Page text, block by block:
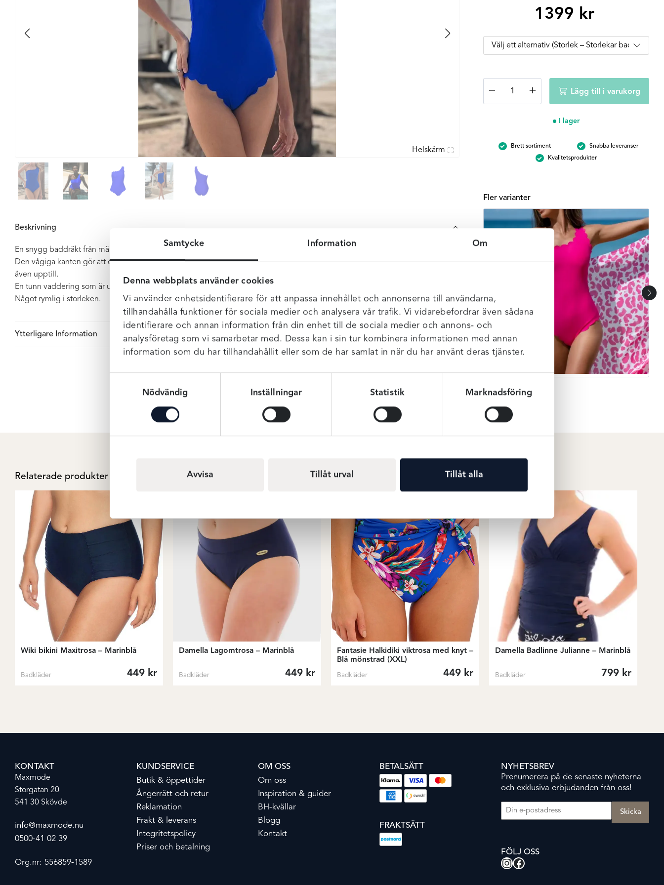
Samtycke Information Om
Denna webbplats använder cookies
Vi använder enhetsidentifierare för att anpassa innehållet och annonserna till användarna,
tillhandahålla funktioner för sociala medier och analysera vår trafik. Vi vidarebefordrar även sådana
identifierare och annan information från din enhet till de sociala medier och annons- och
analysföretag som vi samarbetar med. Dessa kan i sin tur kombinera informationen med annan
information som du har tillhandahållit eller som de har samlat in när du har använt deras tjänster.
Nödvändig
Inställningar Statistik Marknadsföring
Avvisa Tillåt urval Tillåt alla
Helskärm
1399 kr
−
Kornblå
+ Lägg till i varukorg
I lager
Brett sortiment Snabba leveranser
Kvalitetsprodukter
Fler varianter
Beskrivning
En snygg baddräkt från märket Kaanda i one shoulder modell.
Den vågiga kanten gör att det inte skär in och ger tråkiga kanter, utan lägger sig som en snygg detalj både över rumpan men
även upptill.
En tunn vaddering som är uttagbar och en resår under bysten för extra stöd.
Något rymlig i storleken.
Ytterligare Information
Relaterade produkter
Wiki bikini Maxitrosa – Marinblå
Badkläder 449 kr
Damella Lagomtrosa – Marinblå
Badkläder 449 kr
Fantasie Halkidiki viktrosa med knyt –
Blå mönstrad (XXL)
Badkläder 449 kr
Damella Badlinne Julianne – Marinblå
Badkläder 799 kr
KONTAKT
Maxmode
Storgatan 20
541 30 Skövde
info@maxmode.nu
0500-41 02 39
Org.nr: 556859-1589
KUNDSERVICE
Butik & öppettider
Ångerrätt och retur
Reklamation
Frakt & leverans
Integritetspolicy
Priser och betalning
OM OSS
Om oss
Inspiration & guider
BH-kvällar
Blogg
Kontakt
BETALSÄTT
FRAKTSÄTT
NYHETSBREV
Prenumerera på de senaste nyheterna
och exklusiva erbjudanden från oss!
E-post (Obligatoriskt)
FÖLJ OSS
Instagram
Facebook